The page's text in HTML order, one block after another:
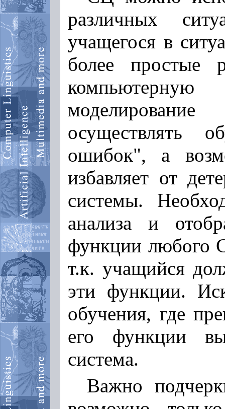
различных
учащегося в
более простые
осуществлять
ошибок", а
избавляет от
системы.
анализа и
функции любого
т.к. учащийся
эти функции.
обучения, где
его функции
система.
Важно